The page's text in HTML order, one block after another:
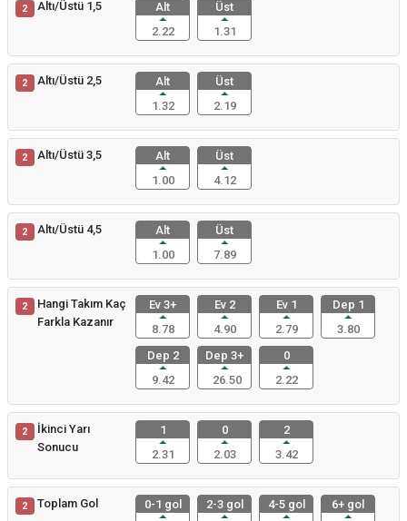
2 Altı/Üstü 1,5
Alt
2.22
Üst
1.31
2 Altı/Üstü 2,5
Alt
1.32
Üst
2.19
2 Altı/Üstü 3,5
Alt
1.00
Üst
4.12
2 Altı/Üstü 4,5
Alt
1.00
Üst
7.89
2
Hangi Takım Kaç
Farkla Kazanır
Ev 3+
8.78
Ev 2
4.90
Ev 1
2.79
Dep 1
3.80
Dep 2
9.42
Dep 3+
26.50
0
2.22
2
İkinci Yarı
Sonucu
1
2.31
0
2.03
2
3.42
2 Toplam Gol
0-1 gol
2-3 gol
4-5 gol
6+ gol